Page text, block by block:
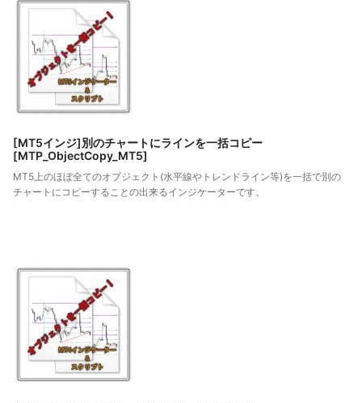
[MT5インジ]別のチャートにラインを一括コピー
[MTP_ObjectCopy_MT5]
MT5上のほぼ全てのオブジェクト(水平線やトレンドライン等)を一括で別の
チャートにコピーすることの出来るインジケーターです。